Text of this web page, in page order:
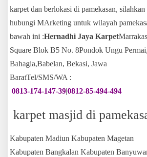
karpet dan berlokasi di pamekasan, silahkan
hubungi MArketing untuk wilayah
bawah ini :Hernadhi Jaya Karpet
Square Blok B5 No. 8Pondok Ungu Permai,
Bahagia,Babelan, Bekasi, Jawa
BaratTel/SMS/WA :
0813-174-147-39|0812-85-494-494
karpet masjid di
Kabupaten Madiun Kabupaten Magetan
Kabupaten Bangkalan Kabupaten